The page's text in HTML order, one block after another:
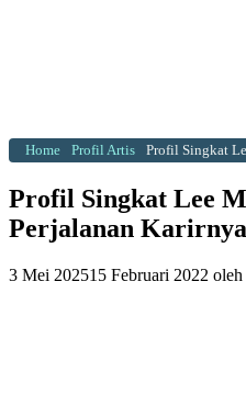
Home Profil Artis Profil Singkat
Profil Singkat Lee
Perjalanan Karirnya
3 Mei 202515 Februari 2022 oleh